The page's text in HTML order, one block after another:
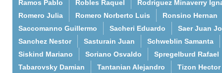
Ramos Pablo
Robles Raquel
Rodriguez Minaverry
Romero Julia
Romero Norberto Luis
Ronsino Hernan
Saccomanno Guillermo
Sacheri Eduardo
Saer Juan
Sanchez Nestor
Sasturain Juan
Schweblin Samanta
Siskind Mariano
Soriano Osvaldo
Spregelburd Rafael
Tabarovsky Damian
Tantanian Alejandro
Tizon Hector